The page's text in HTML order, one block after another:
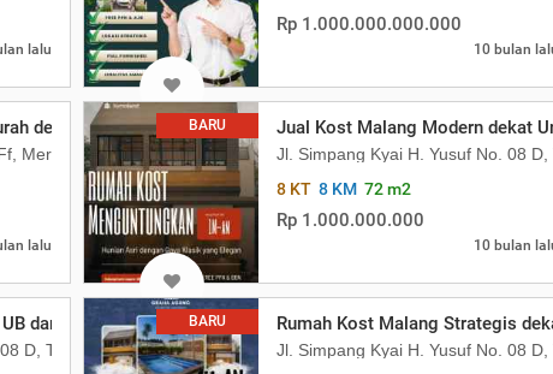
lalu
Rp 1.000.000.000.000
10 bulan
dekat UB 1 M
Merjosari, Kec. Lowokwaru, Kota Malang, Jawa Timur 65144
lalu
BARU Jual Kost Malang Modern dekat
Jl. Simpang Kyai H. Yusuf No. 08
8 KT 8 KM 72 m2
Rp 1.000.000.000
10 bulan
dan Polinema, Lokasi Sangat Ramai
D, Tasikmadu, Kec Lowokwaru, Kota Malang, Jawa Timur
BARU Rumah Kost Malang Strategis
Jl. Simpang Kyai H. Yusuf No. 08